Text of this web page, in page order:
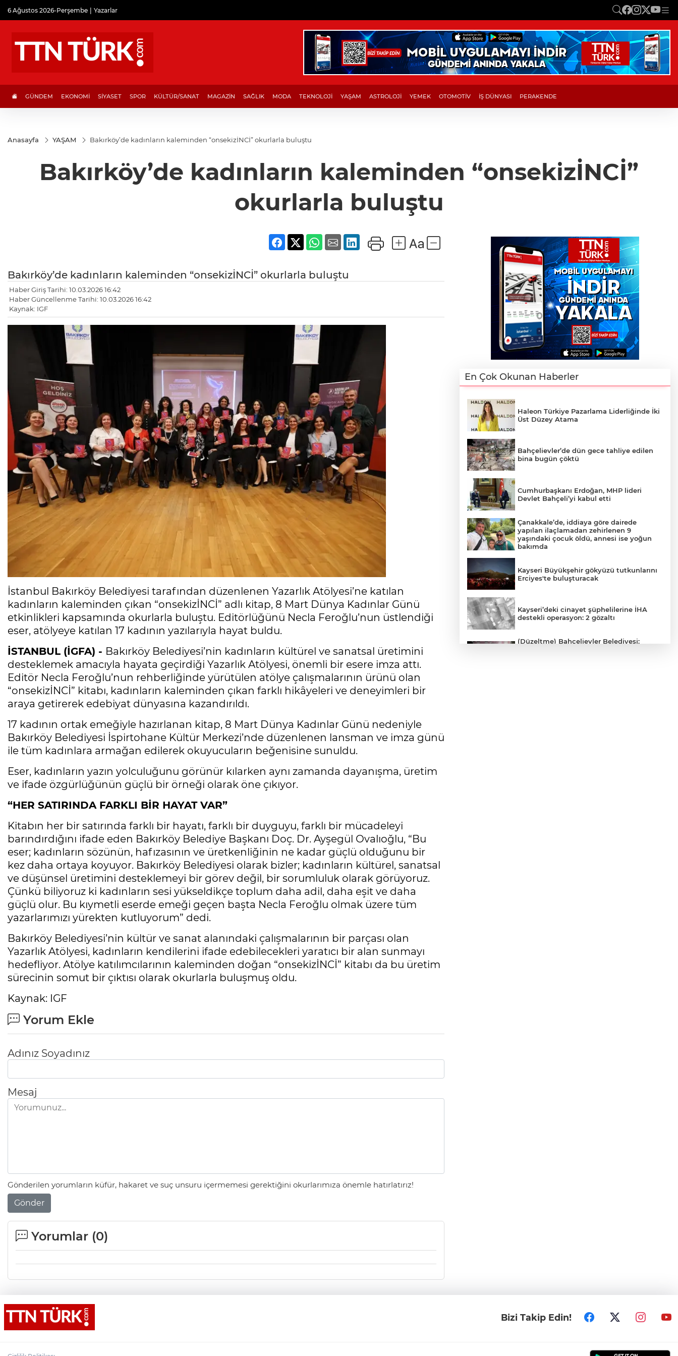
6 Ağustos 2026-Perşembe Yazarlar
GÜNDEM EKONOMİ SİYASET SPOR KÜLTÜR/SANAT MAGAZİN SAĞLIK MODA TEKNOLOJİ YAŞAM ASTROLOJİ YEMEK OTOMOTİV İŞ DÜNYASI PERAKENDE
Anasayfa YAŞAM Bakırköy’de kadınların kaleminden “onsekizİNCİ” okurlarla buluştu
Bakırköy’de kadınların kaleminden “onsekizİNCİ”
okurlarla buluştu
Bakırköy’de kadınların kaleminden “onsekizİNCİ” okurlarla buluştu
Haber Giriş Tarihi: 10.03.2026 16:42
Haber Güncellenme Tarihi: 10.03.2026 16:42
Kaynak: IGF
İstanbul Bakırköy Belediyesi tarafından düzenlenen Yazarlık Atölyesi’ne katılan
kadınların kaleminden çıkan “onsekizİNCİ” adlı kitap, 8 Mart Dünya Kadınlar Günü
etkinlikleri kapsamında okurlarla buluştu. Editörlüğünü Necla Feroğlu’nun üstlendiği
eser, atölyeye katılan 17 kadının yazılarıyla hayat buldu.
İSTANBUL (İGFA) - Bakırköy Belediyesi’nin kadınların kültürel ve sanatsal üretimini
desteklemek amacıyla hayata geçirdiği Yazarlık Atölyesi, önemli bir esere imza attı.
Editör Necla Feroğlu’nun rehberliğinde yürütülen atölye çalışmalarının ürünü olan
“onsekizİNCİ” kitabı, kadınların kaleminden çıkan farklı hikâyeleri ve deneyimleri bir
araya getirerek edebiyat dünyasına kazandırıldı.
17 kadının ortak emeğiyle hazırlanan kitap, 8 Mart Dünya Kadınlar Günü nedeniyle
Bakırköy Belediyesi İspirtohane Kültür Merkezi’nde düzenlenen lansman ve imza günü
ile tüm kadınlara armağan edilerek okuyucuların beğenisine sunuldu.
Eser, kadınların yazın yolculuğunu görünür kılarken aynı zamanda dayanışma, üretim
ve ifade özgürlüğünün güçlü bir örneği olarak öne çıkıyor.
“HER SATIRINDA FARKLI BİR HAYAT VAR”
Kitabın her bir satırında farklı bir hayatı, farklı bir duyguyu, farklı bir mücadeleyi
barındırdığını ifade eden Bakırköy Belediye Başkanı Doç. Dr. Ayşegül Ovalıoğlu, “Bu
eser; kadınların sözünün, hafızasının ve üretkenliğinin ne kadar güçlü olduğunu bir
kez daha ortaya koyuyor. Bakırköy Belediyesi olarak bizler; kadınların kültürel, sanatsal
ve düşünsel üretimini desteklemeyi bir görev değil, bir sorumluluk olarak görüyoruz.
Çünkü biliyoruz ki kadınların sesi yükseldikçe toplum daha adil, daha eşit ve daha
güçlü olur. Bu kıymetli eserde emeği geçen başta Necla Feroğlu olmak üzere tüm
yazarlarımızı yürekten kutluyorum” dedi.
Bakırköy Belediyesi’nin kültür ve sanat alanındaki çalışmalarının bir parçası olan
Yazarlık Atölyesi, kadınların kendilerini ifade edebilecekleri yaratıcı bir alan sunmayı
hedefliyor. Atölye katılımcılarının kaleminden doğan “onsekizİNCİ” kitabı da bu üretim
sürecinin somut bir çıktısı olarak okurlarla buluşmuş oldu.
Kaynak: IGF
Yorum Ekle
Adınız Soyadınız
Mesaj
Gönderilen yorumların küfür, hakaret ve suç unsuru içermemesi gerektiğini okurlarımıza önemle hatırlatırız!
Gönder
Yorumlar (0)
En Çok Okunan Haberler
Haleon Türkiye Pazarlama Liderliğinde İki
Üst Düzey Atama
Bahçelievler’de dün gece tahliye edilen
bina bugün çöktü
Cumhurbaşkanı Erdoğan, MHP lideri
Devlet Bahçeli’yi kabul etti
Çanakkale’de, iddiaya göre dairede
yapılan ilaçlamadan zehirlenen 9
yaşındaki çocuk öldü, annesi ise yoğun
bakımda
Kayseri Büyükşehir gökyüzü tutkunlarını
Erciyes'te buluşturacak
Kayseri’deki cinayet şüphelilerine İHA
destekli operasyon: 2 gözaltı
(Düzeltme) Bahçelievler Belediyesi:
Bizi Takip Edin!